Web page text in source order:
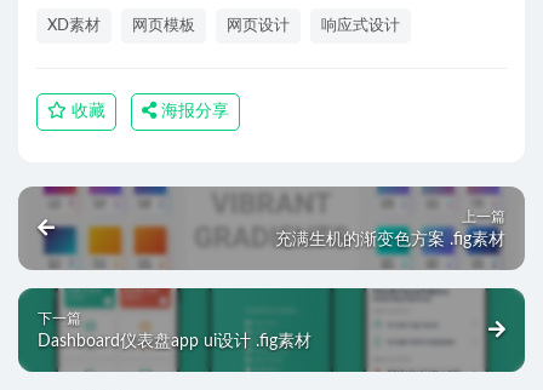
XD素材 网页模板 网页设计 响应式设计
收藏 海报分享
上一篇
充满生机的渐变色方案 .fig素材
下一篇
Dashboard仪表盘app ui设计 .fig素材